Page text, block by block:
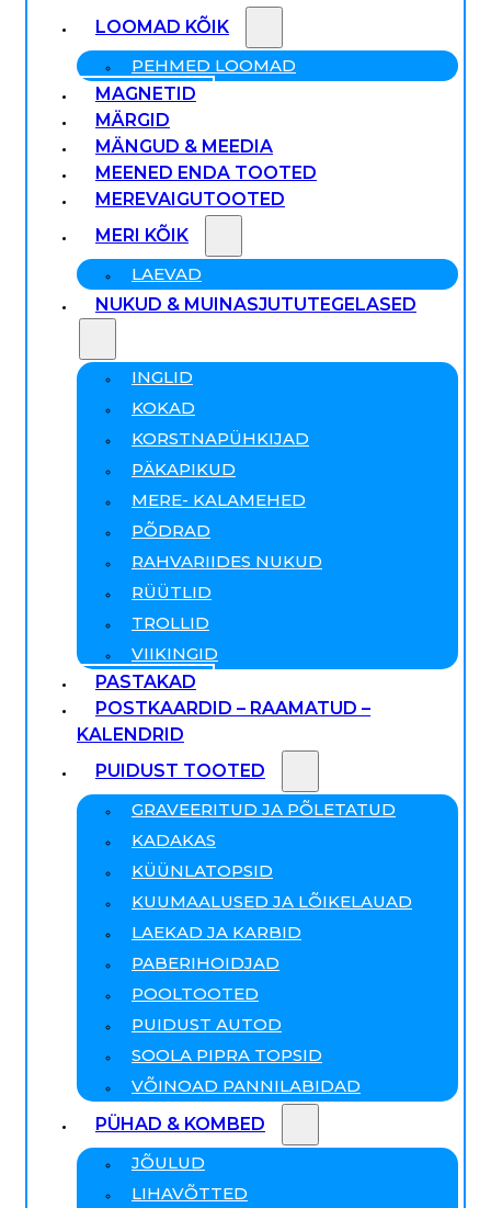
LOOMAD KÕIK
PEHMED LOOMAD
MAGNETID
MÄRGID
MÄNGUD & MEEDIA
MEENED ENDA TOOTED
MEREVAIGUTOOTED
MERI KÕIK
LAEVAD
NUKUD & MUINASJUTUTEGELASED
INGLID
KOKAD
KORSTNAPÜHKIJAD
PÄKAPIKUD
MERE- KALAMEHED
PÕDRAD
RAHVARIIDES NUKUD
RÜÜTLID
TROLLID
VIIKINGID
PASTAKAD
POSTKAARDID – RAAMATUD –
KALENDRID
PUIDUST TOOTED
GRAVEERITUD JA PÕLETATUD
KADAKAS
KÜÜNLATOPSID
KUUMAALUSED JA LÕIKELAUAD
LAEKAD JA KARBID
PABERIHOIDJAD
POOLTOOTED
PUIDUST AUTOD
SOOLA PIPRA TOPSID
VÕINOAD PANNILABIDAD
PÜHAD & KOMBED
JÕULUD
LIHAVÕTTED